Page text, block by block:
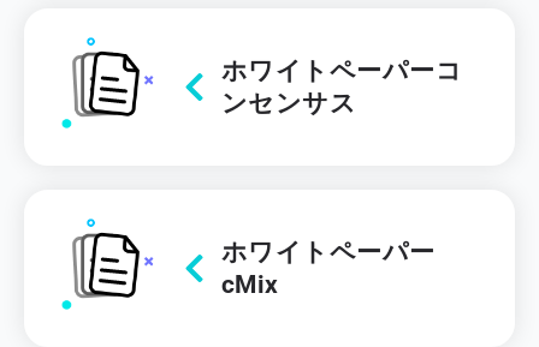
ホワイトペーパーコ
ンセンサス
ホワイトペーパー
cMix